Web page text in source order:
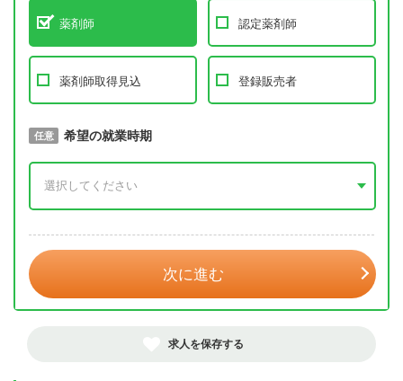
薬剤師 認定薬剤師
薬剤師取得見込 登録販売者
必須 取得予定年
任意 希望の就業時期
次に進む
求人を保存する